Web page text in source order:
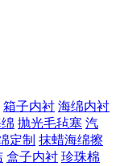
箱子内衬 海绵内衬
抛光毛毡塞 汽
定制 抹蜡海绵擦
盒子内衬 珍珠棉